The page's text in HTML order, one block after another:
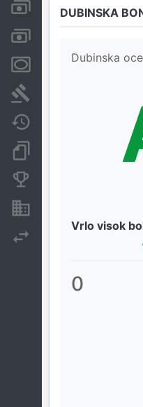
Kreditni limit
Menice i zaloge
Dokumenti i objave
DUBINSKA
Dubinska
Vrlo visok
0